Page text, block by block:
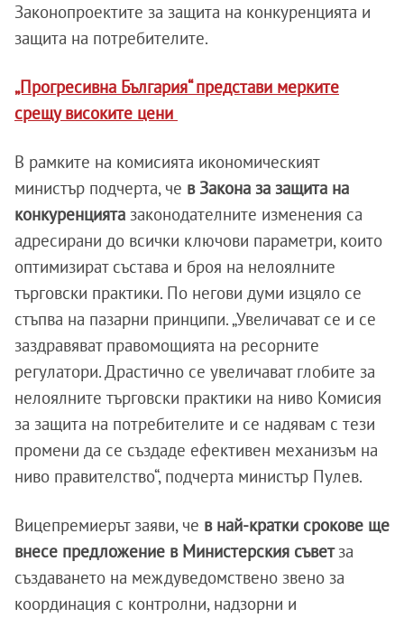
Законопроектите за защита на конкуренцията и
защита на потребителите.
„Прогресивна България“ представи мерките
срещу високите цени
В рамките на комисията икономическият
министър подчерта, че в Закона за защита на
конкуренцията законодателните изменения са
адресирани до всички ключови параметри, които
оптимизират състава и броя на нелоялните
търговски практики. По негови думи изцяло се
стъпва на пазарни принципи. „Увеличават се и се
заздравяват правомощията на ресорните
регулатори. Драстично се увеличават глобите за
нелоялните търговски практики на ниво Комисия
за защита на потребителите и се надявам с тези
промени да се създаде ефективен механизъм на
ниво правителство“, подчерта министър Пулев.
Вицепремиерът заяви, че в най-кратки срокове ще
внесе предложение в Министерския съветза
създаването на междуведомствено звено за
координация с контролни, надзорни и